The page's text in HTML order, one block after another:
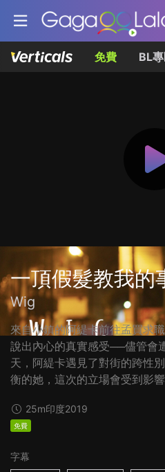
免費 BL
一頂假髮教我的
Wig
來自小鎮的阿緹卡前往孟買求
說出內心的真實感受──儘管會
天，阿緹卡遇見了對街的跨性
衡的她，這次的立場會受到影
25m印度2019
免費
字幕